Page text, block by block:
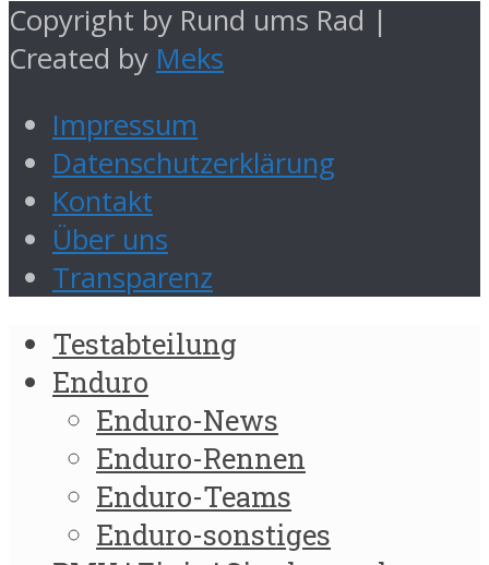
Copyright by Rund ums Rad |
Created by Meks
Impressum
Datenschutzerklärung
Kontakt
Über uns
Transparenz
Testabteilung
Enduro
Enduro-News
Enduro-Rennen
Enduro-Teams
Enduro-sonstiges